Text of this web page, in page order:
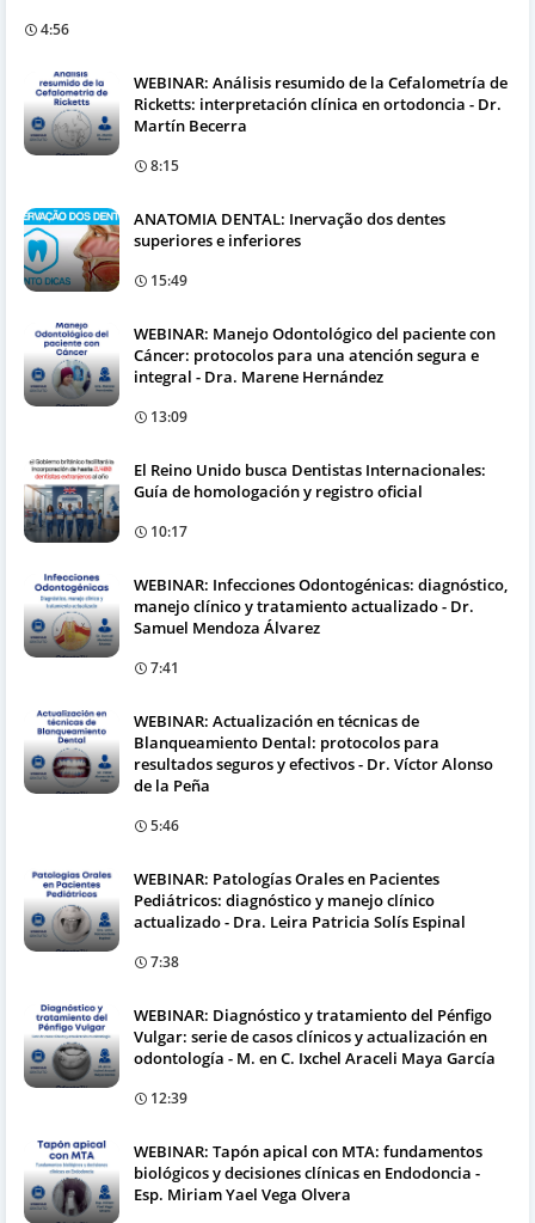
4:56
WEBINAR: Análisis resumido de la Cefalometría de
Ricketts: interpretación clínica en ortodoncia - Dr.
Martín Becerra
8:15
ANATOMIA DENTAL: Inervação dos dentes
superiores e inferiores
15:49
WEBINAR: Manejo Odontológico del paciente con
Cáncer: protocolos para una atención segura e
integral - Dra. Marene Hernández
13:09
El Reino Unido busca Dentistas Internacionales:
Guía de homologación y registro oficial
10:17
WEBINAR: Infecciones Odontogénicas: diagnóstico,
manejo clínico y tratamiento actualizado - Dr.
Samuel Mendoza Álvarez
7:41
WEBINAR: Actualización en técnicas de
Blanqueamiento Dental: protocolos para
resultados seguros y efectivos - Dr. Víctor Alonso
de la Peña
5:46
WEBINAR: Patologías Orales en Pacientes
Pediátricos: diagnóstico y manejo clínico
actualizado - Dra. Leira Patricia Solís Espinal
7:38
WEBINAR: Diagnóstico y tratamiento del Pénfigo
Vulgar: serie de casos clínicos y actualización en
odontología - M. en C. Ixchel Araceli Maya García
12:39
WEBINAR: Tapón apical con MTA: fundamentos
biológicos y decisiones clínicas en Endodoncia -
Esp. Miriam Yael Vega Olvera